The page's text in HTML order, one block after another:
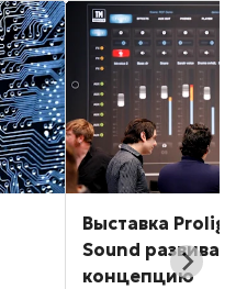
Выставка
Sound
концепцию